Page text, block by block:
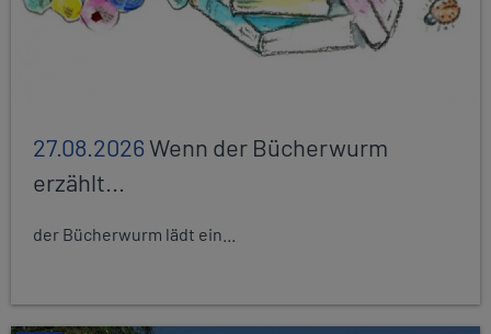
27.08.2026Wenn der Bücherwurm
erzählt...
der Bücherwurm lädt ein...